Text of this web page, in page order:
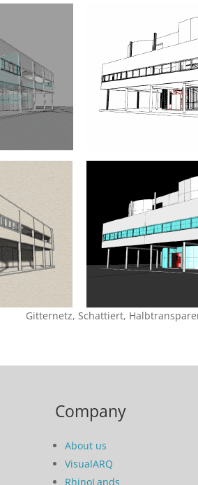
Gitternetz, Schattiert,
Company
About us
VisualARQ
RhinoLands